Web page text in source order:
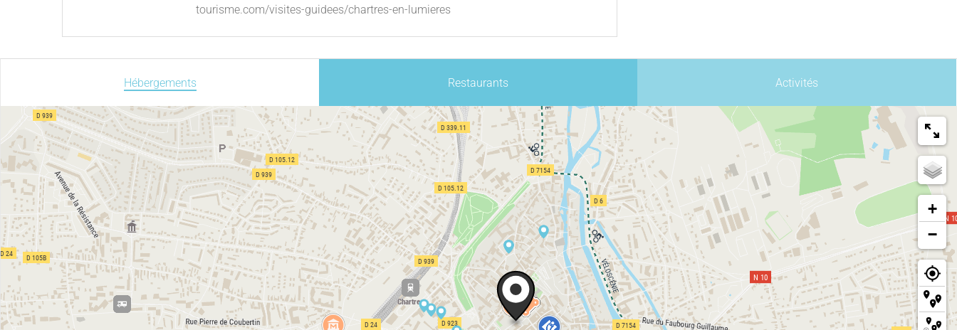
tourisme.com/visites-guidees/chartres-en-lumieres
Hébergements Restaurants Activités
+
−